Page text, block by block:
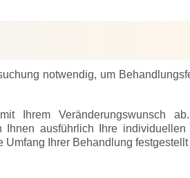
notwendig, um
Ihrem Veränderungswunsch
ausführlich Ihre
Ihrer Behandlung festgestellt